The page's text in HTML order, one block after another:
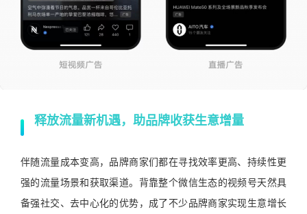
释放流量新机遇，助品牌收获生意增量
伴随流量成本变高，品牌商家们都在寻找效率更高、持续性更
强的流量场景和获取渠道。背靠整个微信生态的视频号天然具
备强社交、去中心化的优势，成了不少品牌商家实现生意增长